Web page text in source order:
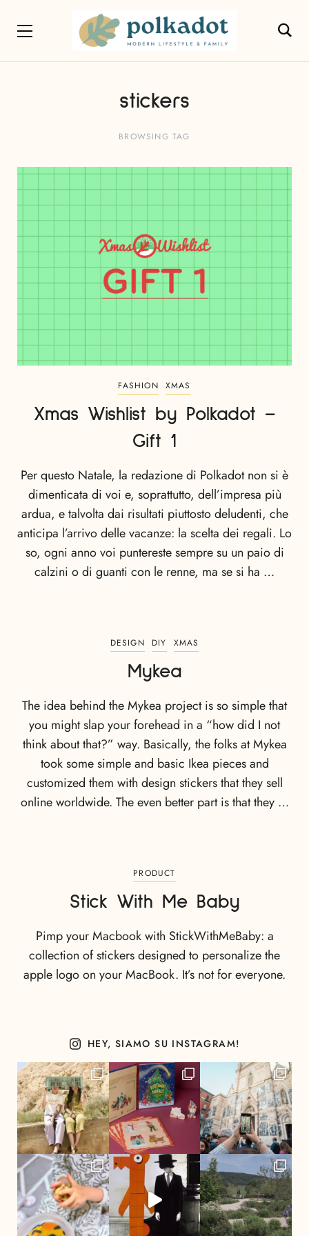
stickers
BROWSING TAG
FASHION XMAS
Xmas Wishlist by Polkadot –
Gift 1
Per questo Natale, la redazione di Polkadot non si è
dimenticata di voi e, soprattutto, dell’impresa più
ardua, e talvolta dai risultati piuttosto deludenti, che
anticipa l’arrivo delle vacanze: la scelta dei regali. Lo
so, ogni anno voi puntereste sempre su un paio di
calzini o di guanti con le renne, ma se si ha …
DESIGN DIY XMAS
Mykea
The idea behind the Mykea project is so simple that
you might slap your forehead in a “how did I not
think about that?” way. Basically, the folks at Mykea
took some simple and basic Ikea pieces and
customized them with design stickers that they sell
online worldwide. The even better part is that they …
PRODUCT
Stick With Me Baby
Pimp your Macbook with StickWithMeBaby: a
collection of stickers designed to personalize the
apple logo on your MacBook. It’s not for everyone.
HEY, SIAMO SU INSTAGRAM!